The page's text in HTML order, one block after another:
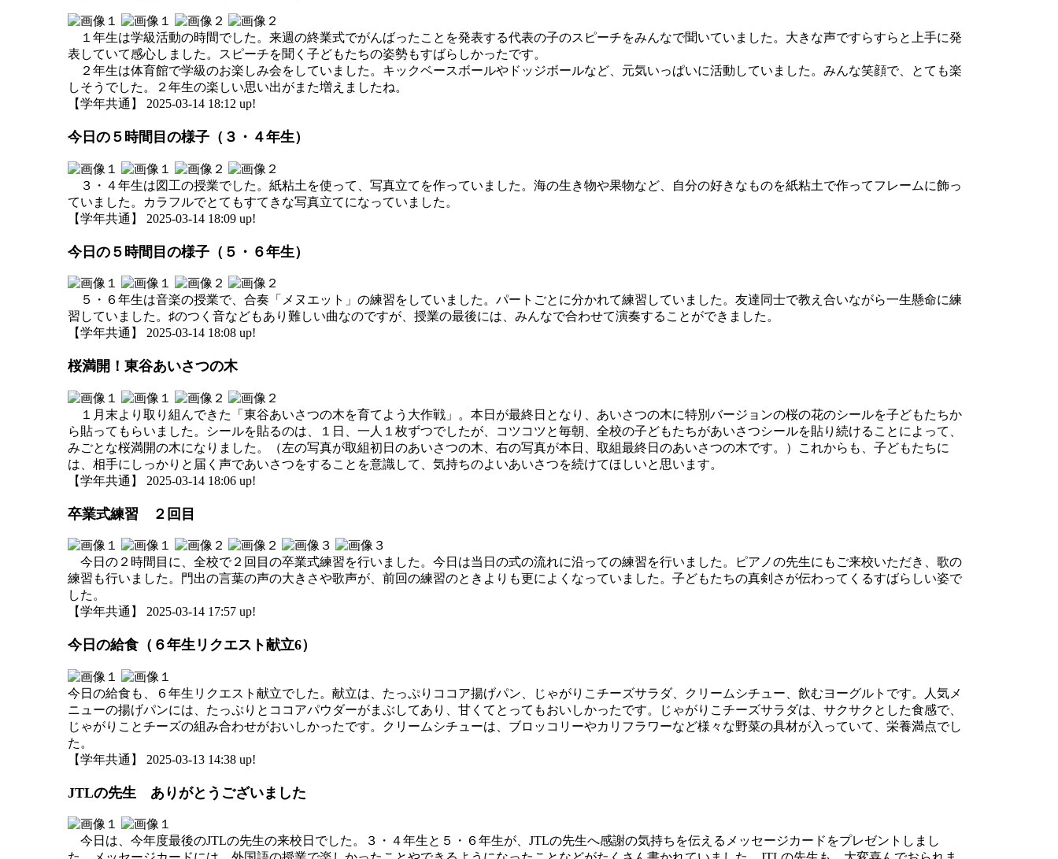
１年生は学級活動の時間でした。来週の終業式でがんばったことを発表する代表の子のスピーチをみんなで聞いていました。大きな声ですらすらと上手に発
表していて感心しました。スピーチを聞く子どもたちの姿勢もすばらしかったです。
２年生は体育館で学級のお楽しみ会をしていました。キックベースボールやドッジボールなど、元気いっぱいに活動していました。みんな笑顔で、とても楽
しそうでした。２年生の楽しい思い出がまた増えましたね。
【学年共通】 2025-03-14 18:12 up!
今日の５時間目の様子（３・４年生）
３・４年生は図工の授業でした。紙粘土を使って、写真立てを作っていました。海の生き物や果物など、自分の好きなものを紙粘土で作ってフレームに飾っ
ていました。カラフルでとてもすてきな写真立てになっていました。
【学年共通】 2025-03-14 18:09 up!
今日の５時間目の様子（５・６年生）
５・６年生は音楽の授業で、合奏「メヌエット」の練習をしていました。パートごとに分かれて練習していました。友達同士で教え合いながら一生懸命に練
習していました。♯のつく音などもあり難しい曲なのですが、授業の最後には、みんなで合わせて演奏することができました。
【学年共通】 2025-03-14 18:08 up!
桜満開！東谷あいさつの木
１月末より取り組んできた「東谷あいさつの木を育てよう大作戦」。本日が最終日となり、あいさつの木に特別バージョンの桜の花のシールを子どもたちか
ら貼ってもらいました。シールを貼るのは、１日、一人１枚ずつでしたが、コツコツと毎朝、全校の子どもたちがあいさつシールを貼り続けることによって、
みごとな桜満開の木になりました。（左の写真が取組初日のあいさつの木、右の写真が本日、取組最終日のあいさつの木です。）これからも、子どもたちに
は、相手にしっかりと届く声であいさつをすることを意識して、気持ちのよいあいさつを続けてほしいと思います。
【学年共通】 2025-03-14 18:06 up!
卒業式練習 ２回目
今日の２時間目に、全校で２回目の卒業式練習を行いました。今日は当日の式の流れに沿っての練習を行いました。ピアノの先生にもご来校いただき、歌の
練習も行いました。門出の言葉の声の大きさや歌声が、前回の練習のときよりも更によくなっていました。子どもたちの真剣さが伝わってくるすばらしい姿で
した。
【学年共通】 2025-03-14 17:57 up!
今日の給食（６年生リクエスト献立6）
今日の給食も、６年生リクエスト献立でした。献立は、たっぷりココア揚げパン、じゃがりこチーズサラダ、クリームシチュー、飲むヨーグルトです。人気メ
ニューの揚げパンには、たっぷりとココアパウダーがまぶしてあり、甘くてとってもおいしかったです。じゃがりこチーズサラダは、サクサクとした食感で、
じゃがりことチーズの組み合わせがおいしかったです。クリームシチューは、ブロッコリーやカリフラワーなど様々な野菜の具材が入っていて、栄養満点でし
た。
【学年共通】 2025-03-13 14:38 up!
JTLの先生 ありがとうございました
今日は、今年度最後のJTLの先生の来校日でした。３・４年生と５・６年生が、JTLの先生へ感謝の気持ちを伝えるメッセージカードをプレゼントしまし